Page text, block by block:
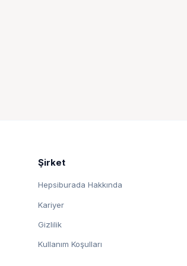
Şirket
Hepsiburada Hakkında
Kariyer
Gizlilik
Kullanım Koşulları